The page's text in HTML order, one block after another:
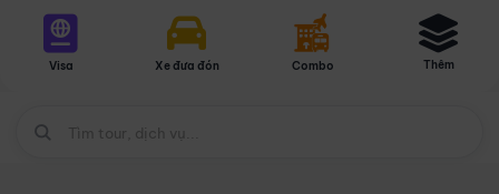
Visa Xe đưa đón Combo Thêm